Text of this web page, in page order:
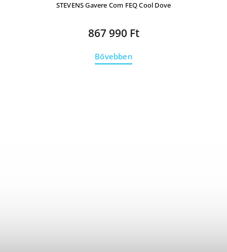
STEVENS Gavere Com FEQ Cool Dove
867 990 Ft
Bővebben